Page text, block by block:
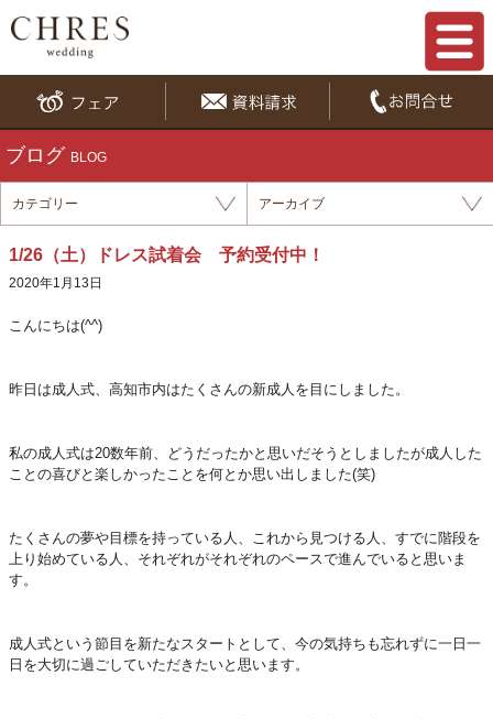
ブログ BLOG
カテゴリー アーカイブ
1/26（土）ドレス試着会 予約受付中！
2020年1月13日
こんにちは(^^)
昨日は成人式、高知市内はたくさんの新成人を目にしました。
私の成人式は20数年前、どうだったかと思いだそうとしましたが成人した
ことの喜びと楽しかったことを何とか思い出しました(笑)
たくさんの夢や目標を持っている人、これから見つける人、すでに階段を
上り始めている人、それぞれがそれぞれのペースで進んでいると思いま
す。
成人式という節目を新たなスタートとして、今の気持ちも忘れずに一日一
日を大切に過ごしていただきたいと思います。